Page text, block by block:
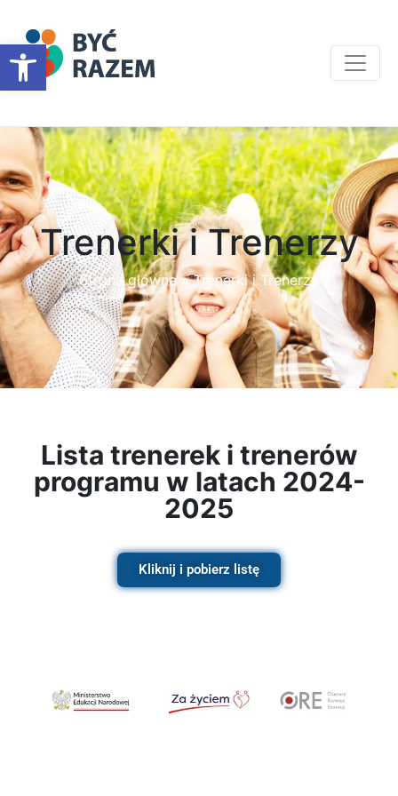
Otwórz pasek narzędzi
Trenerki i Trenerzy
Strona główna »Trenerki i Trenerzy​
Lista trenerek i trenerów
programu w latach 2024-
2025
Kliknij i pobierz listę